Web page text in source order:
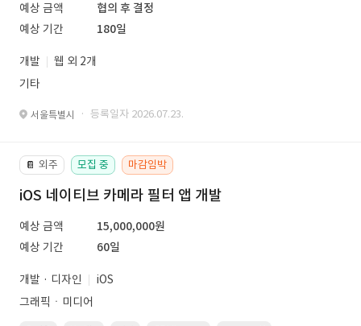
예상 금액
협의 후 결정
예상 기간
180일
개발
웹 외 2개
기타
서울특별시 · 등록일자 2026.07.23.
📔 외주 모집 중 마감임박
iOS 네이티브 카메라 필터 앱 개발
예상 금액
15,000,000원
예상 기간
60일
개발 · 디자인
iOS
그래픽ㆍ미디어